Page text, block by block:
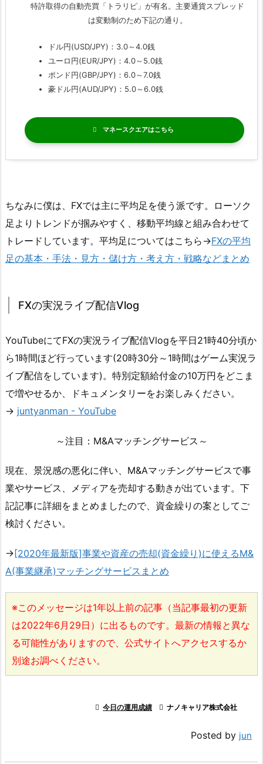
特許取得の自動売買「トラリピ」が有名。主要通貨スプレッド
は変動制のため下記の通り。
ドル円(USD/JPY)：3.0～4.0銭
ユーロ円(EUR/JPY)：4.0～5.0銭
ポンド円(GBP/JPY)：6.0～7.0銭
豪ドル円(AUD/JPY)：5.0～6.0銭
マネースクエア
ちなみに僕は、FXでは主に平均足を使う派です。ローソク
足よりトレンドが掴みやすく、移動平均線と組み合わせて
トレードしています。平均足についてはこちら→FXの平均
足の基本・手法・見方・儲け方・考え方・戦略などまとめ
FXの実況ライブ配信Vlog
YouTubeにてFXの実況ライブ配信Vlogを平日21時40分頃か
ら1時間ほど行っています(20時30分～1時間はゲーム実況ラ
イブ配信をしています)。特別定額給付金の10万円をどこま
で増やせるか、ドキュメンタリーをお楽しみください。
→ juntyanman - YouTube
～注目：M&Aマッチングサービス～
現在、景況感の悪化に伴い、M&Aマッチングサービスで事
業やサービス、メディアを売却する動きが出ています。下
記記事に詳細をまとめましたので、資金繰りの案としてご
検討ください。
→ [2020年最新版]事業や資産の売却(資金繰り)に使えるM&
A(事業継承)マッチングサービスまとめ
※このメッセージは1年以上前の記事（当記事最初の更新
は2022年6月29日）に出るものです。最新の情報と異な
る可能性がありますので、公式サイトへアクセスするか
別途お調べください。
 今日の運用成績  ナノキャリア株式会社
Posted by jun